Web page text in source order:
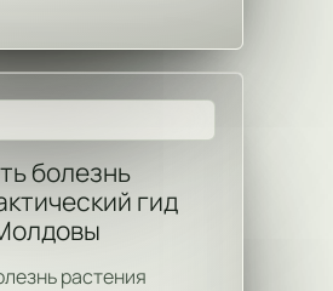
болезнь
гид
растения